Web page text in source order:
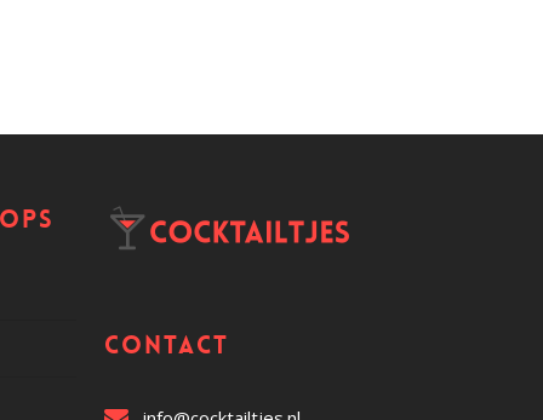
Contact